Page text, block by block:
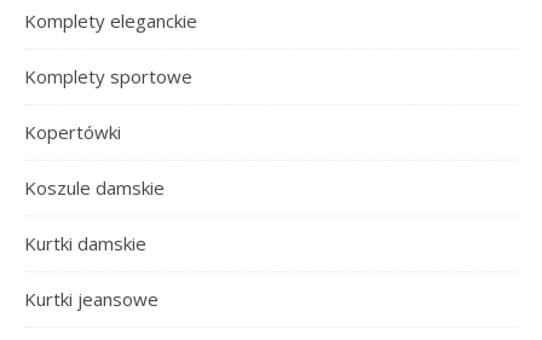
Komplety eleganckie
Komplety sportowe
Kopertówki
Koszule damskie
Kurtki damskie
Kurtki jeansowe